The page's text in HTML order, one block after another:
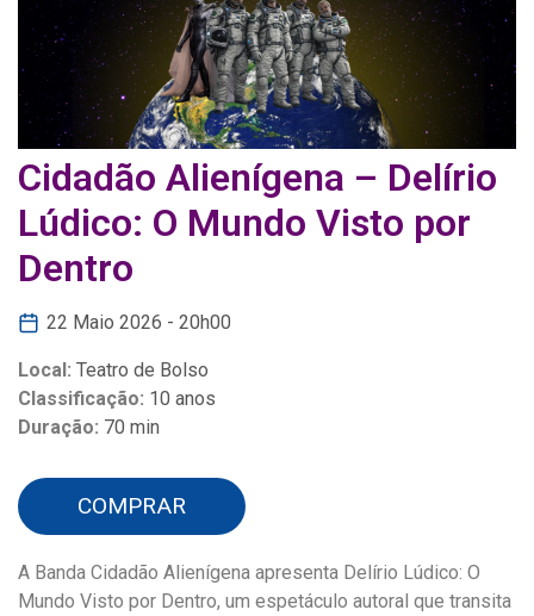
Cidadão Alienígena – Delírio
Lúdico: O Mundo Visto por
Dentro
22 Maio 2026 - 20h00
Local: Teatro de Bolso
Classificação: 10 anos
Duração: 70 min
COMPRAR
A Banda Cidadão Alienígena apresenta Delírio Lúdico: O
Mundo Visto por Dentro, um espetáculo autoral que transita